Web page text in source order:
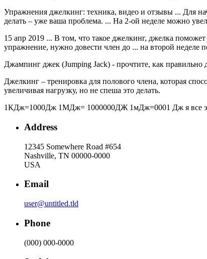
Упражнения джелкинг: техника, видео и отзывы ... Для
делать – уже ваша проблема. ... На 2-ой неделе можно
15 апр 2019 ... В том, что такое джелкинг, джелка
упражнение, нужно довести член до ... на второй неделе
Джампинг джек (Jumping Jack) - прочтите, как правильно
Джелкинг – тренировка для полового члена, которая
увеличивая нагрузку, но не спеша это делать.
1КДж=1000Дж 1МДж= 1000000ДЖ 1мДж=0001 Дж я все
Address
12345 Somewhere Road #654
Nashville, TN 00000-0000
USA
Email
user@untitled.tld
Phone
(000) 000-0000